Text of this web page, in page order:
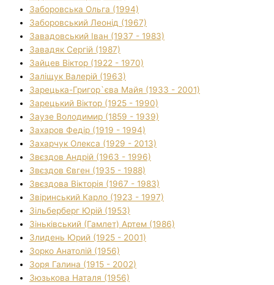
Заборовська Ольга (1994)
Заборовський Леонід (1967)
Завадовський Іван (1937 - 1983)
Завадяк Сергій (1987)
Зайцев Віктор (1922 - 1970)
Заліщук Валерій (1963)
Зарецька-Григор`єва Майя (1933 - 2001)
Зарецький Віктор (1925 - 1990)
Заузе Володимир (1859 - 1939)
Захаров Федір (1919 - 1994)
Захарчук Олекса (1929 - 2013)
Звєздов Андрій (1963 - 1996)
Звєздов Євген (1935 - 1988)
Звєздова Вікторія (1967 - 1983)
Звіринський Карло (1923 - 1997)
Зільберберг Юрій (1953)
Зіньківський (Гамлет) Артем (1986)
Злидень Юрий (1925 - 2001)
Зорко Анатолій (1956)
Зоря Галина (1915 - 2002)
Зюзькова Наталя (1956)